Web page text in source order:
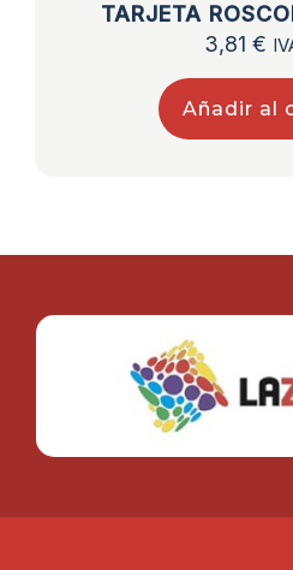
TARJETA
3,81 €
Añadir al